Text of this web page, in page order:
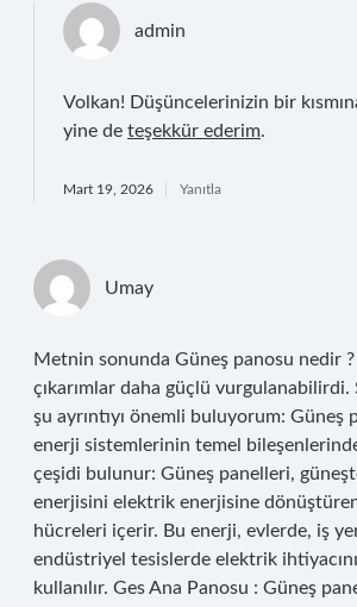
admin
Volkan! Düşüncelerinizin bir
yine de teşekkür ederim.
Mart 19, 2026 Yanıtla
Umay
Metnin sonunda Güneş panosu nedir
çıkarımlar daha güçlü vurgulanabilirdi.
şu ayrıntıyı önemli buluyorum: Güneş
enerji sistemlerinin temel
çeşidi bulunur: Güneş panelleri,
enerjisini elektrik enerjisine
hücreleri içerir. Bu enerji, evlerde, iş
endüstriyel tesislerde elektrik
kullanılır. Ges Ana Panosu : Güneş